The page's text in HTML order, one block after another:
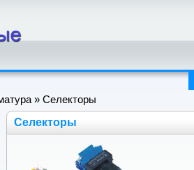
» Селекторы
Селекторы